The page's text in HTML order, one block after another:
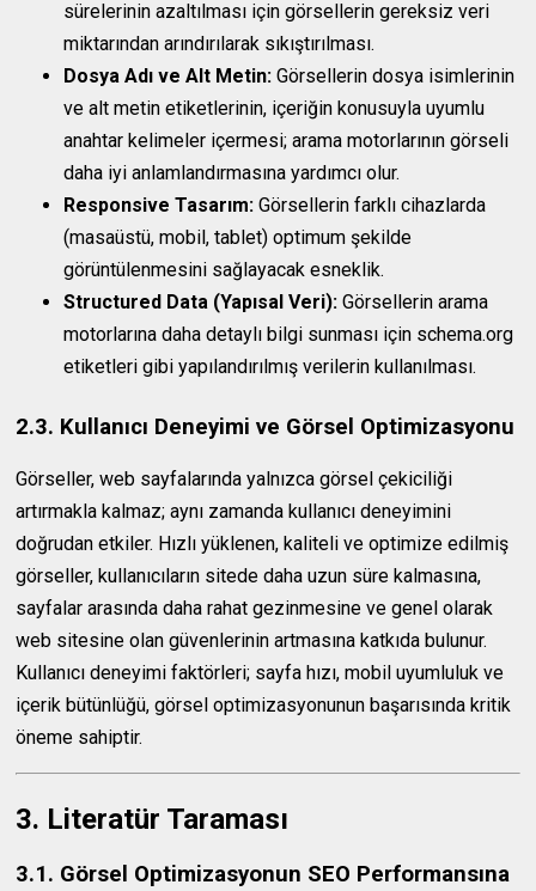
sürelerinin azaltılması için görsellerin gereksiz veri
miktarından arındırılarak sıkıştırılması.
Dosya Adı ve Alt Metin: Görsellerin dosya isimlerinin
ve alt metin etiketlerinin, içeriğin konusuyla uyumlu
anahtar kelimeler içermesi; arama motorlarının görseli
daha iyi anlamlandırmasına yardımcı olur.
Responsive Tasarım: Görsellerin farklı cihazlarda
(masaüstü, mobil, tablet) optimum şekilde
görüntülenmesini sağlayacak esneklik.
Structured Data (Yapısal Veri): Görsellerin arama
motorlarına daha detaylı bilgi sunması için schema.org
etiketleri gibi yapılandırılmış verilerin kullanılması.
2.3. Kullanıcı Deneyimi ve Görsel Optimizasyonu
Görseller, web sayfalarında yalnızca görsel çekiciliği
artırmakla kalmaz; aynı zamanda kullanıcı deneyimini
doğrudan etkiler. Hızlı yüklenen, kaliteli ve optimize edilmiş
görseller, kullanıcıların sitede daha uzun süre kalmasına,
sayfalar arasında daha rahat gezinmesine ve genel olarak
web sitesine olan güvenlerinin artmasına katkıda bulunur.
Kullanıcı deneyimi faktörleri; sayfa hızı, mobil uyumluluk ve
içerik bütünlüğü, görsel optimizasyonunun başarısında kritik
öneme sahiptir.
3. Literatür Taraması
3.1. Görsel Optimizasyonun SEO Performansına